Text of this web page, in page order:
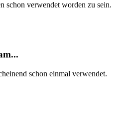
schon verwendet worden zu sein.
schon einmal verwendet.